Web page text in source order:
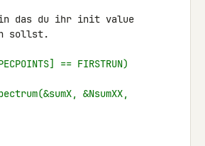
das du ihr init value
sollst.
== FIRSTRUN)
&NsumXX,